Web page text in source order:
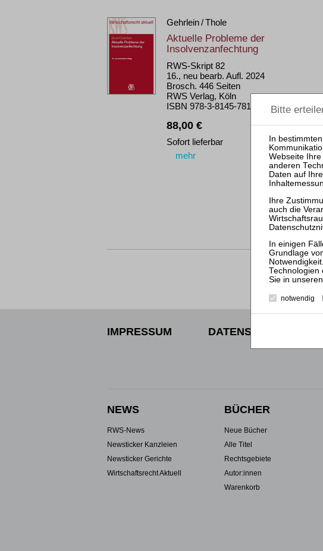
Gehrlein / Thole
Aktuelle Probleme der
Insolvenzanfechtung
RWS-Skript 82
16., neu bearb. Aufl. 2024
Brosch. 446 Seiten
RWS Verlag, Köln
ISBN 978-3-8145-7812-5
88,00 €
Sofort lieferbar
mehr
IMPRESSUM DATENSCHUTZ
NEWS
RWS-News
Newsticker Kanzleien
Newsticker Gerichte
Wirtschaftsrecht Aktuell
BÜCHER
Neue Bücher
Alle Titel
Rechtsgebiete
Autor:innen
Warenkorb
notwendig